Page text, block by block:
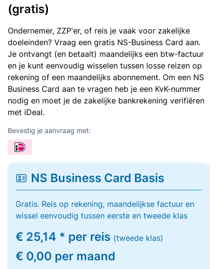
(gratis)
Ondernemer, ZZP'er, of reis je vaak voor zakelijke
doeleinden? Vraag een gratis NS-Business Card aan.
Je ontvangt (en betaalt) maandelijks een btw-factuur
en je kunt eenvoudig wisselen tussen losse reizen op
rekening of een maandelijks abonnement. Om een NS
Business Card aan te vragen heb je een KvK-nummer
nodig en moet je de zakelijke bankrekening verifiëren
met iDeal.
Bevestig je aanvraag met:
NS Business Card Basis
Gratis. Reis op rekening, maandelijkse factuur en
wissel eenvoudig tussen eerste en tweede klas
€ 25,14 * per reis (tweede klas)
€ 0,00 per maand